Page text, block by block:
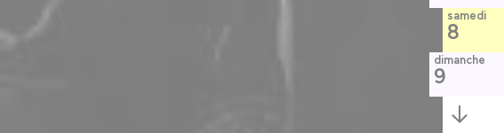
samedi
8
dimanche
9
Semaine
suivante